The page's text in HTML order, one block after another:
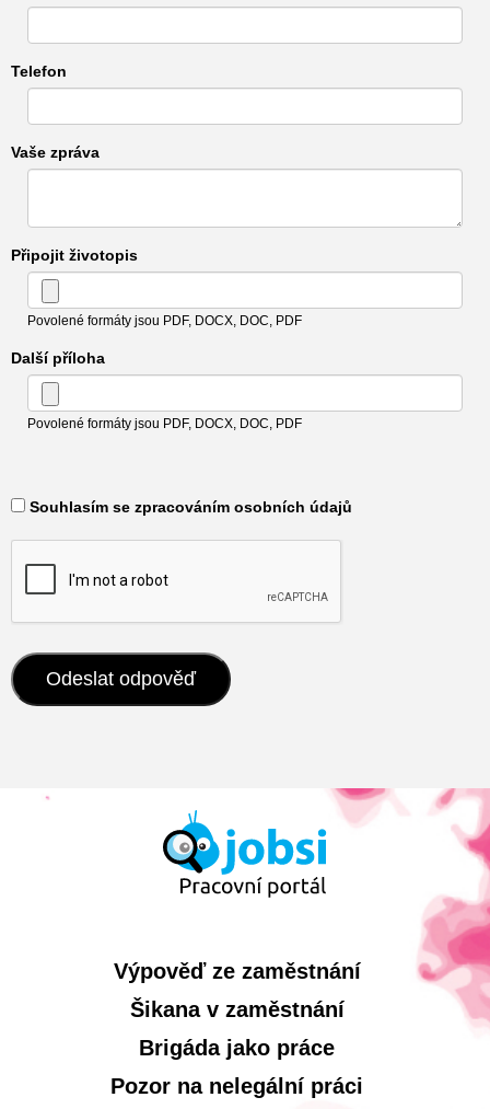
Telefon
Vaše zpráva
Připojit životopis
Povolené formáty jsou PDF, DOCX, DOC, PDF
Další příloha
Povolené formáty jsou PDF, DOCX, DOC, PDF
​ Souhlasím se zpracováním osobních údajů
Výpověď ze zaměstnání
Šikana v zaměstnání
Brigáda jako práce
Pozor na nelegální práci